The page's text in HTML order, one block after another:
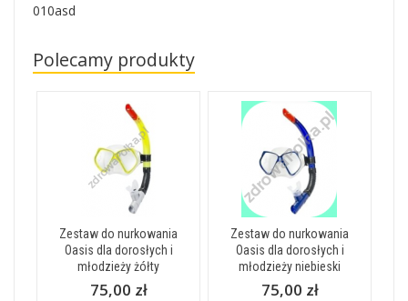
010asd
Polecamy produkty
Zestaw do nurkowania
Oasis dla dorosłych i
młodzieży żółty
75,00 zł
Zestaw do nurkowania
Oasis dla dorosłych i
młodzieży niebieski
75,00 zł